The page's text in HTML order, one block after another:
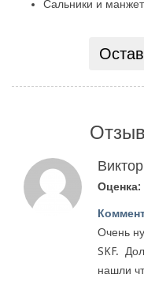
Сальники и
Виктор
Оценка:
Очень
SKF.
нашли